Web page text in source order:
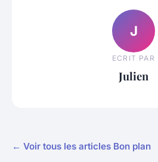
J
ECRIT PAR
Julien
← Voir tous les articles Bon plan